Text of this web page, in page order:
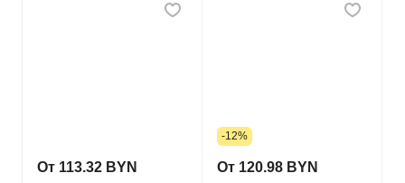
От 113.32 BYN
-12%
От 120.98 BYN